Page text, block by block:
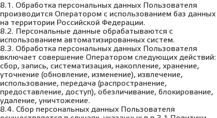
8.1. Обработка персональных данных Пользователя
производится Оператором с использованием баз данных
на территории Российской Федерации.
8.2. Персональные данные обрабатываются с
использованием автоматизированных систем.
8.3. Обработка персональных данных Пользователя
включает совершение Оператором следующих действий:
сбор, запись, систематизация, накопление, хранение,
уточнение (обновление, изменение), извлечение,
использование, передача (распространение,
предоставление, доступ), обезличивание, блокирование,
удаление, уничтожение.
8.4. Сбор персональных данных Пользователя